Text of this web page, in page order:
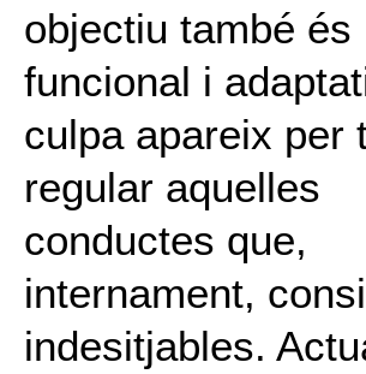
objectiu també és
funcional i
culpa apareix per
regular aquelles
conductes que,
internament,
indesitjables.